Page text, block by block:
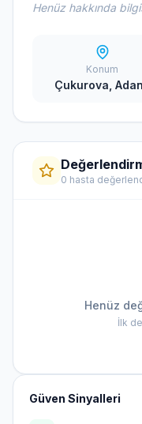
Henüz hakkında
Konum
Çukurova,
0 hasta
Henüz
İlk
Güven Sinyalleri